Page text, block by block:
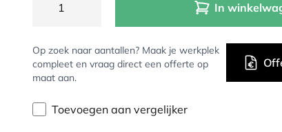
In
Op zoek naar aantallen? Maak je werkplek
compleet en vraag direct een offerte op
maat aan.
Toevoegen aan vergelijker